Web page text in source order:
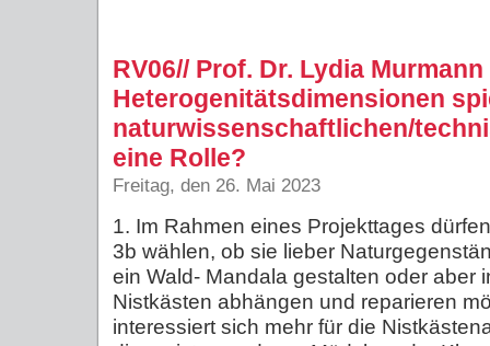
RV06// Prof. Dr. Lydia
Heterogenitätsdimensionen
naturwissenschaftlichen/
eine Rolle?
Freitag, den 26. Mai 2023
1. Im Rahmen eines Projekttages
3b wählen, ob sie lieber
ein Wald- Mandala gestalten oder aber
Nistkästen abhängen und reparieren
interessiert sich mehr für die